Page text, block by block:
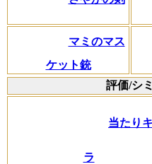
マミのマス
ケット銃
評価/シ
当たり
ラ